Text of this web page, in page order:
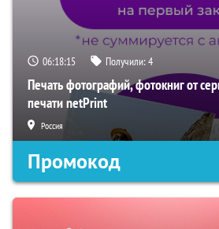
06:18:14 Получили:4
Печать фотографий, фотокниг от
печати netPrint
Россия
Промокод